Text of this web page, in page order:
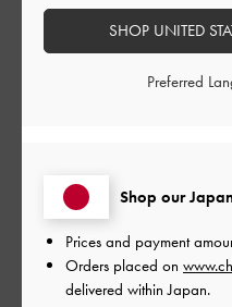
とて
このレビ
Shop our
Prices and payment
Orders placed on
delivered within Japan.
SHOP UNITED
Preferred